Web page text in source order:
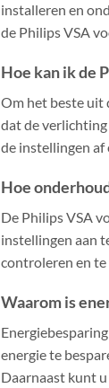
installeren en
de Philips VSA
Hoe kan ik de
Om het beste uit
dat de
de instellingen af
Hoe
De Philips VSA
instellingen aan
controleren en te
Waarom is
energie te
Daarnaast kunt